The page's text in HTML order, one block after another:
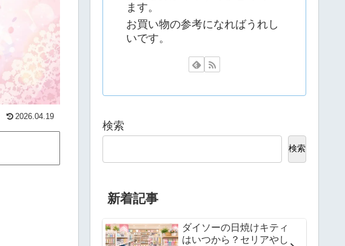
2026.04.19
ます。
お買い物の参考になればうれし
いです。
検索
検索
新着記事
ダイソーの日焼けキティ
はいつから？セリアやし